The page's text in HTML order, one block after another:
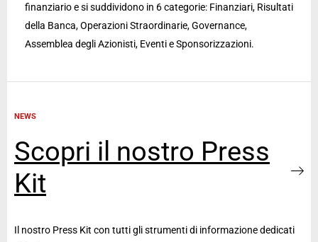
finanziario e si suddividono in 6 categorie: Finanziari, Risultati
della Banca, Operazioni Straordinarie, Governance,
Assemblea degli Azionisti, Eventi e Sponsorizzazioni.
NEWS
Scopri il nostro Press
Kit
Il nostro Press Kit con tutti gli strumenti di informazione dedicati